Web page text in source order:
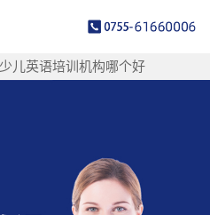
儿英语培训机构哪个好